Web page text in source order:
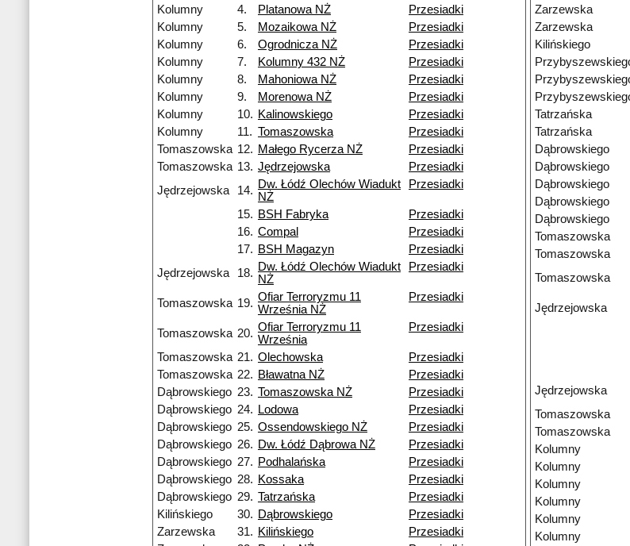
Kolumny
4. Platanowa NŻ
Przesiadki
Kolumny
5. Mozaikowa NŻ
Przesiadki
Kolumny
6. Ogrodnicza NŻ
Przesiadki
Kolumny
7. Kolumny 432 NŻ
Przesiadki
Kolumny
8. Mahoniowa NŻ
Przesiadki
Kolumny
9. Morenowa NŻ
Przesiadki
Kolumny
10. Kalinowskiego
Przesiadki
Kolumny
11. Tomaszowska
Przesiadki
Tomaszowska 12. Małego Rycerza NŻ
Przesiadki
Tomaszowska 13. Jędrzejowska
Przesiadki
Jędrzejowska
14. Dw. Łódź Olechów Wiadukt
NŻ
Przesiadki
15. BSH Fabryka
Przesiadki
16. Compal
Przesiadki
17. BSH Magazyn
Przesiadki
Jędrzejowska
18. Dw. Łódź Olechów Wiadukt
NŻ
Przesiadki
Tomaszowska 19. Ofiar Terroryzmu 11
Września NŻ
Przesiadki
Tomaszowska 20. Ofiar Terroryzmu 11
Września
Przesiadki
Tomaszowska 21. Olechowska
Przesiadki
Tomaszowska 22. Bławatna NŻ
Przesiadki
Dąbrowskiego 23. Tomaszowska NŻ
Przesiadki
Dąbrowskiego 24. Lodowa
Przesiadki
Dąbrowskiego 25. Ossendowskiego NŻ
Przesiadki
Dąbrowskiego 26. Dw. Łódź Dąbrowa NŻ
Przesiadki
Dąbrowskiego 27. Podhalańska
Przesiadki
Dąbrowskiego 28. Kossaka
Przesiadki
Dąbrowskiego 29. Tatrzańska
Przesiadki
Kilińskiego
30. Dąbrowskiego
Przesiadki
Zarzewska
31. Kilińskiego
Przesiadki
Zarzewska
Zarzewska
Kilińskiego
Tatrzańska
Tatrzańska
Dąbrowskiego
Dąbrowskiego
Dąbrowskiego
Dąbrowskiego
Dąbrowskiego
Tomaszowska
Tomaszowska
Tomaszowska
Jędrzejowska
Jędrzejowska
Tomaszowska
Tomaszowska
Kolumny
Kolumny
Kolumny
Kolumny
Kolumny
Kolumny